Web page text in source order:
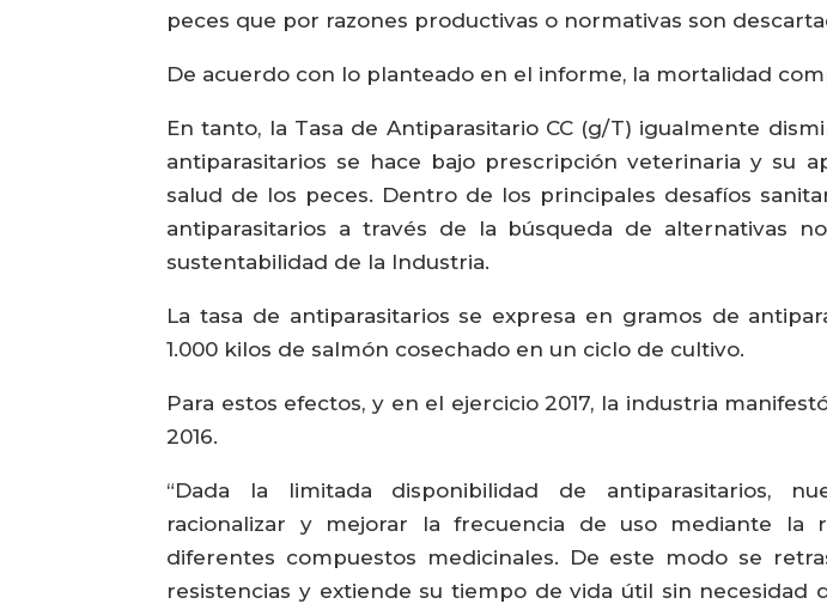
peces que por razones productivas o normativas son
De acuerdo con lo planteado en el informe, la mortalidad
En tanto, la Tasa de Antiparasitario CC (g/T) igualmente
antiparasitarios se hace bajo prescripción veterinaria y su
salud de los peces. Dentro de los principales desafíos
antiparasitarios a través de la búsqueda de alternativas
sustentabilidad de la Industria.
La tasa de antiparasitarios se expresa en gramos de
1.000 kilos de salmón cosechado en un ciclo de cultivo.
Para estos efectos, y en el ejercicio 2017, la industria
2016.
“Dada la limitada disponibilidad de antiparasitarios,
racionalizar y mejorar la frecuencia de uso mediante la
diferentes compuestos medicinales. De este modo se
resistencias y extiende su tiempo de vida útil sin necesidad